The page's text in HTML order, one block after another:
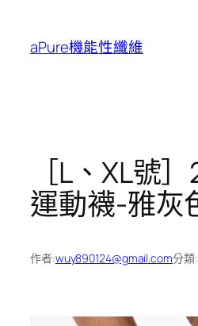
aPure機能性纖維
［L、XL號
運動襪-雅灰
作者:wuy890124@gmail.com分類: